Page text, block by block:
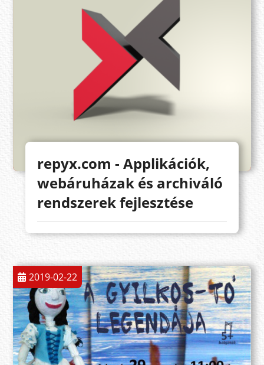
repyx.com - Applikációk,
webáruházak és archiváló
rendszerek fejlesztése
2019-02-22